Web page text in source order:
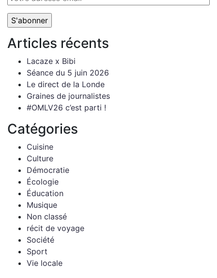
Articles récents
Lacaze x Bibi
Séance du 5 juin 2026
Le direct de la Londe
Graines de journalistes
#OMLV26 c’est parti !
Catégories
Cuisine
Culture
Démocratie
Écologie
Éducation
Musique
Non classé
récit de voyage
Société
Sport
Vie locale